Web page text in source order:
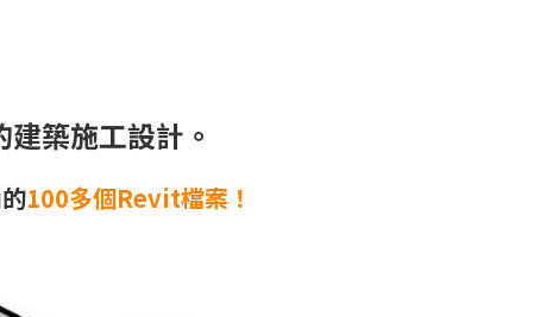
築施工設計。
100多個Revit檔案！